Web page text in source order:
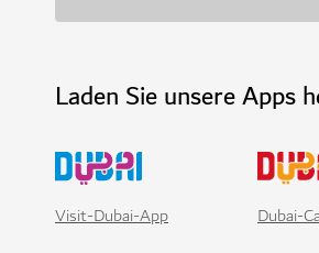
Laden Sie unsere Apps
Visit-Dubai-App Dubai-